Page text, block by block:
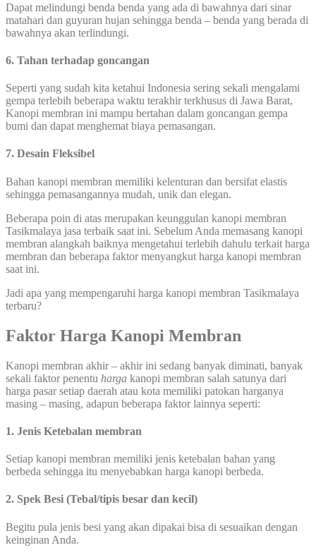
Dapat melindungi benda benda yang ada di bawahnya dari sinar
matahari dan guyuran hujan sehingga benda – benda yang berada di
bawahnya akan terlindungi.
6. Tahan terhadap goncangan
Seperti yang sudah kita ketahui Indonesia sering sekali mengalami
gempa terlebih beberapa waktu terakhir terkhusus di Jawa Barat,
Kanopi membran ini mampu bertahan dalam goncangan gempa
bumi dan dapat menghemat biaya pemasangan.
7. Desain Fleksibel
Bahan kanopi membran memiliki kelenturan dan bersifat elastis
sehingga pemasangannya mudah, unik dan elegan.
Beberapa poin di atas merupakan keunggulan kanopi membran
Tasikmalaya jasa terbaik saat ini. Sebelum Anda memasang kanopi
membran alangkah baiknya mengetahui terlebih dahulu terkait harga
membran dan beberapa faktor menyangkut harga kanopi membran
saat ini.
Jadi apa yang mempengaruhi harga kanopi membran Tasikmalaya
terbaru?
Faktor Harga Kanopi Membran
Kanopi membran akhir – akhir ini sedang banyak diminati, banyak
sekali faktor penentu harga kanopi membran salah satunya dari
harga pasar setiap daerah atau kota memiliki patokan harganya
masing – masing, adapun beberapa faktor lainnya seperti:
1. Jenis Ketebalan membran
Setiap kanopi membran memiliki jenis ketebalan bahan yang
berbeda sehingga itu menyebabkan harga kanopi berbeda.
2. Spek Besi (Tebal/tipis besar dan kecil)
Begitu pula jenis besi yang akan dipakai bisa di sesuaikan dengan
keinginan Anda.